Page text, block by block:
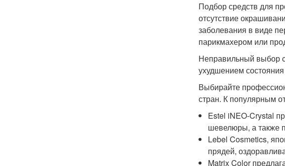
Подбор средств для
отсутствие
заболевания в виде
парикмахером или
Неправильный выбор
ухудшением состояния
Выбирайте
стран. К популярным
Estel iNEO-Crystal
шевелюры, а также
Lebel Cosmetics,
прядей,
Matrix Color